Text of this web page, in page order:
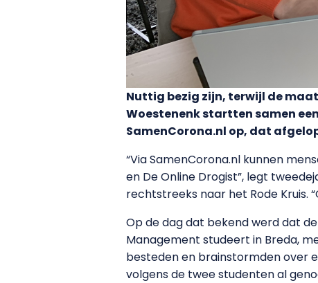
Nuttig bezig zijn, terwijl de
Woestenenk startten samen
SamenCorona.nl op, dat
“Via SamenCorona.nl kunnen
en De Online Drogist”, legt
rechtstreeks naar het Rode Kruis.
Op de dag dat bekend werd dat
Management studeert in Breda,
besteden en brainstormden over
volgens de twee studenten al